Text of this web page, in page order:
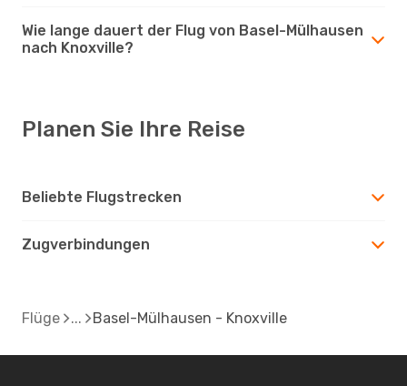
Wie lange dauert der Flug von Basel-Mülhausen
nach Knoxville?
Planen Sie Ihre Reise
Beliebte Flugstrecken
Zugverbindungen
Flüge Basel-Mülhausen - Knoxville